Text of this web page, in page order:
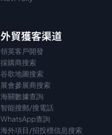
外貿獲客渠道
領英客戶開發
採購商搜索
谷歌地圖搜索
展會參展商搜索
海關數據查詢
智能搜郵/搜電話
WhatsApp查詢
海外項目/招投標信息搜索